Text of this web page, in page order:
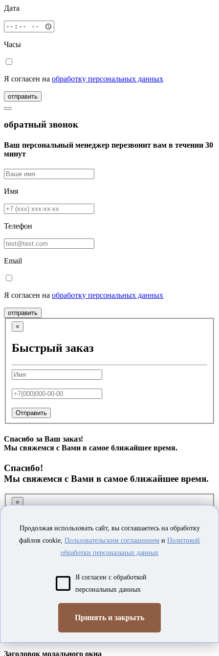
Дата
Часы
Я согласен на обработку персональных данных
отправить
обратный звонок
Ваш персональный менеджер перезвонит вам в течении 30
минут
Имя
Телефон
Email
Я согласен на обработку персональных данных
отправить
×
Быстрый заказ
Отправить
Спасибо за Ваш заказ!
Мы свяжемся с Вами в самое ближайшее время.
Спасибо!
Мы свяжемся с Вами в самое ближайшее время.
×
Заказ обратного звонка
Заголовок модального окна
Продолжая использовать сайт, вы соглашаетесь на обработку
файлов cookie, Пользовательским соглашением и Политикой
обработки персональных данных
Я согласен с обработкой
персональных данных
Принять и закрыть